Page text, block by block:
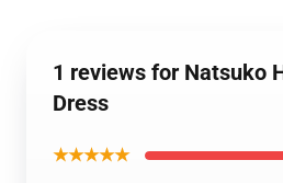
1 reviews for Natsuko
Dress
★★★★★